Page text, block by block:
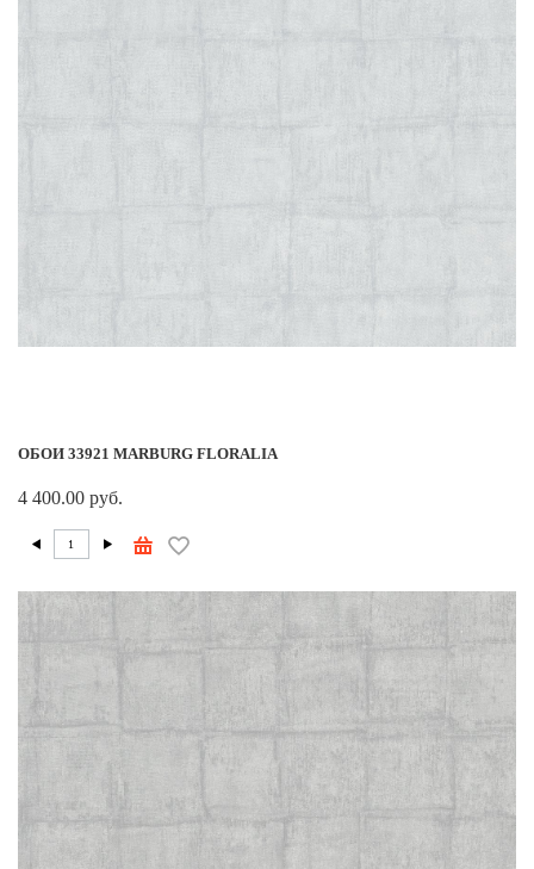
ОБОИ 33921 MARBURG FLORALIA
4 400.00 руб.